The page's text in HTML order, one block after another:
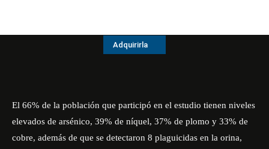
Adquirirla
El 66% de la población que participó en el estudio tienen niveles
elevados de arsénico, 39% de níquel, 37% de plomo y 33% de
cobre, además de que se detectaron 8 plaguicidas en la orina,